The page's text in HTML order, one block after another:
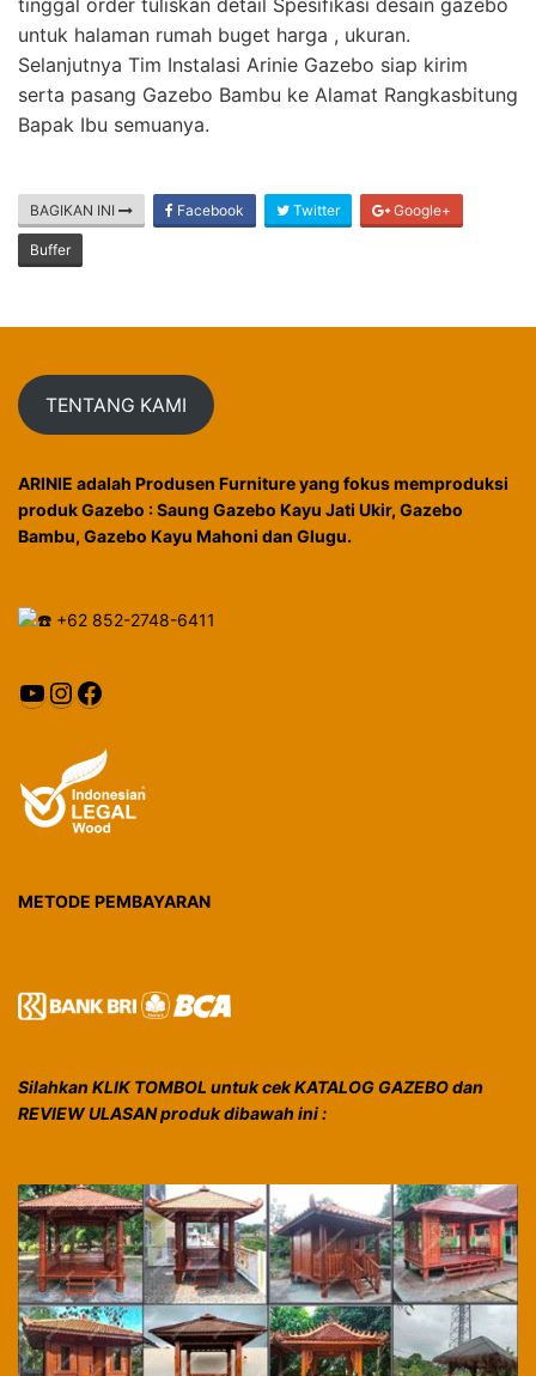
tinggal order tuliskan detail Spesifikasi desain gazebo
untuk halaman rumah buget harga , ukuran.
Selanjutnya Tim Instalasi Arinie Gazebo siap kirim
serta pasang Gazebo Bambu ke Alamat Rangkasbitung
Bapak Ibu semuanya.
BAGIKAN INI Facebook Twitter Google+
Buffer
TENTANG KAMI
ARINIE adalah Produsen Furniture yang fokus memproduksi
produk Gazebo : Saung Gazebo Kayu Jati Ukir, Gazebo
Bambu, Gazebo Kayu Mahoni dan Glugu.
+62 852-2748-6411
YouTube
Instagram
Facebook
METODE PEMBAYARAN
Silahkan KLIK TOMBOL untuk cek KATALOG GAZEBO dan
REVIEW ULASAN produk dibawah ini :